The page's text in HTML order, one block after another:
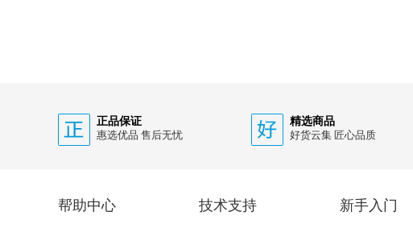
正品保证
惠选优品 售后无忧
精选商品
好货云集 匠心品质
帮助中心 技术支持 新手入门